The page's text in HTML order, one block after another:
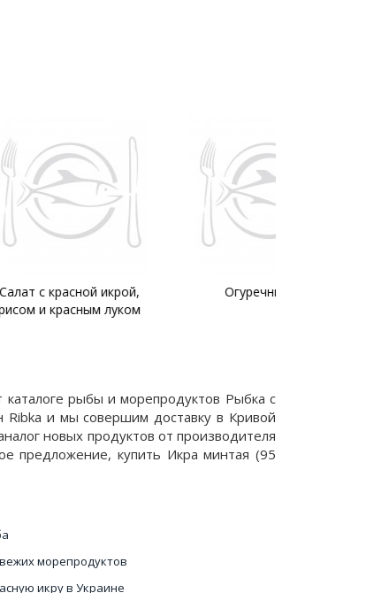
икрой,
луком
Огуречный суп
рыбы и морепродуктов Рыбка с
и мы совершим доставку в Кривой
новых продуктов от производителя
предложение, купить Икра минтая (95
морепродуктов
икру в Украине